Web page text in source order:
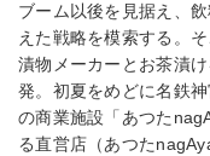
ブーム以後を見据え、
えた戦略を模索する。
漬物メーカーとお茶漬
発。初夏をめどに名鉄神
の商業施設「あつた
る直営店（あつた